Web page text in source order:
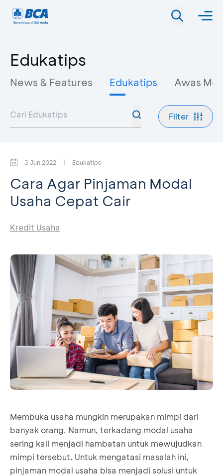
Edukatips
News & Features Edukatips Awas
Filter
3 Jun 2022 | Edukatips
Cara Agar Pinjaman Modal
Usaha Cepat Cair
Kredit Usaha
Membuka usaha mungkin merupakan mimpi dari
banyak orang. Namun, terkadang modal usaha
sering kali menjadi hambatan untuk mewujudkan
mimpi tersebut. Untuk mengatasi masalah ini,
pinjaman modal usaha bisa menjadi solusi untuk